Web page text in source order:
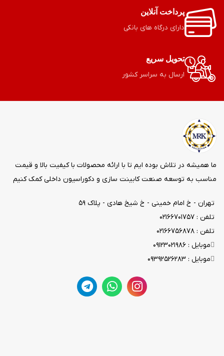
پرداخت آنلاین
دارای درگاه های بانکی
تحویل سریع
ارسال به سراسر کشور
ما همیشه در تلاش بوده ایم تا با ارائه محصولات با کیفیت بالا و قیمت
مناسب به توسعه صنعت کابینت سازی و دکوراسیون داخلی کمک کنیم
تهران - خ امام خمینی - خ شیخ هادی - پلاک ۵۹
تلفن : ۰۲۱۶۶۷۰۱۷۵۷
تلفن : ۰۲۱۶۶۷۵۶۸۷۸
موبایل : ۰۹۱۲۳۰۲۱۹۸۶
موبایل : ۰۹۳۹۲۵۲۶۲۸۳